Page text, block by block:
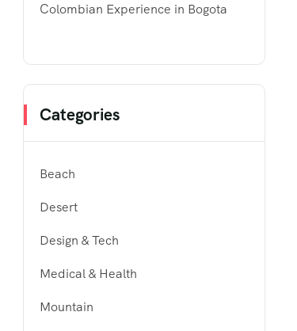
Colombian Experience in Bogota
Categories
Beach
Desert
Design & Tech
Medical & Health
Mountain